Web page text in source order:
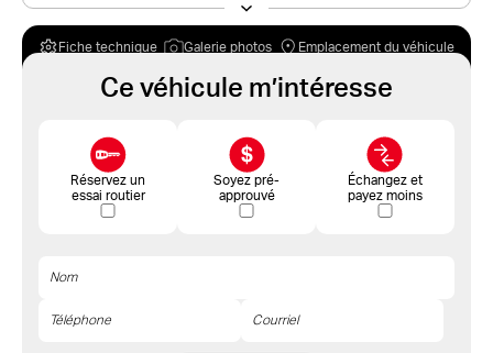
Fiche technique Galerie photos Emplacement du véhicule
Ce véhicule m’intéresse
Réservez un
essai routier
Soyez pré-
approuvé
Échangez et
payez moins